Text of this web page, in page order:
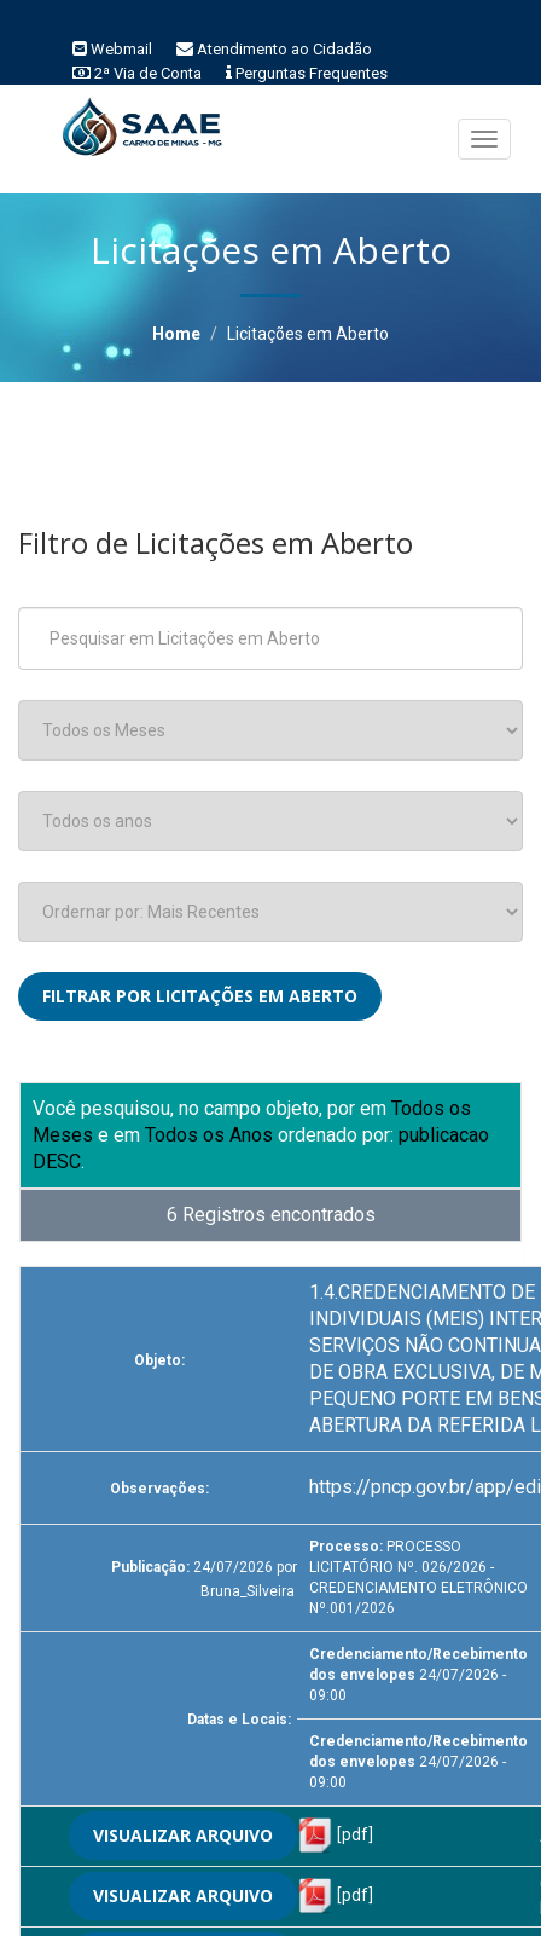
Webmail
Atendimento ao Cidadão
2ª Via de Conta
Perguntas Frequentes
Toggle
Licitações em Aberto
Home Licitações em Aberto
Filtro de Licitações em Aberto
Você pesquisou, no campo objeto, por em Todos os
Meses e em Todos os Anos ordenado por: publicacao
DESC.
6 Registros encontrados
Objeto:
1.4.CREDENCIAMENTO
INDIVIDUAIS (MEIS)
SERVIÇOS NÃO
DE OBRA EXCLUSIVA, DE
PEQUENO PORTE EM
ABERTURA DA REFERIDA
Observações: https://pncp.gov.br/app/
Publicação: 24/07/2026 por
Bruna_Silveira
Processo: PROCESSO
LICITATÓRIO Nº. 026/2026 -
CREDENCIAMENTO ELETRÔNICO
Nº.001/2026
Datas e Locais:
Credenciamento/Recebimento
dos envelopes 24/07/2026 -
09:00
Credenciamento/Recebimento
dos envelopes 24/07/2026 -
09:00
VISUALIZAR ARQUIVO [pdf]
VISUALIZAR ARQUIVO [pdf]